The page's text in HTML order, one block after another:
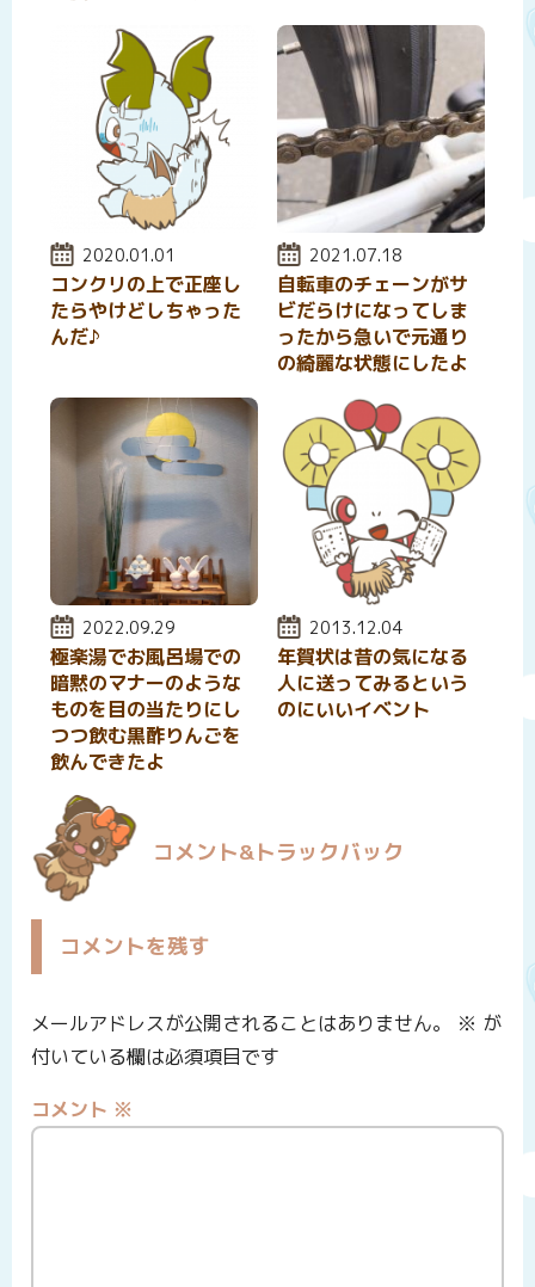
投稿日:
2020.01.01
コンクリの上で正座し
たらやけどしちゃった
んだ♪
投稿日:
2021.07.18
自転車のチェーンがサ
ビだらけになってしま
ったから急いで元通り
の綺麗な状態にしたよ
投稿日:
2022.09.29
極楽湯でお風呂場での
暗黙のマナーのような
ものを目の当たりにし
つつ飲む黒酢りんごを
飲んできたよ
投稿日:
2013.12.04
年賀状は昔の気になる
人に送ってみるという
のにいいイベント
コメント&トラックバック
コメントを残す
メールアドレスが公開されることはありません。 ※ が
付いている欄は必須項目です
コメント ※